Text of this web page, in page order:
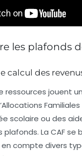
les plafonds
calcul des
ressources jouent
Familiales
scolaire ou des
La CAF se
compte divers